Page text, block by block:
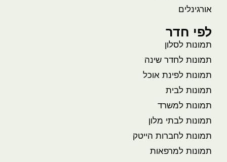
אורגינלים
לפי חדר
תמונות לסלון
תמונות לחדר שינה
תמונות לפינת אוכל
תמונות לבית
תמונות למשרד
תמונות לבתי מלון
תמונות לחברות הייטק
תמונות למרפאות